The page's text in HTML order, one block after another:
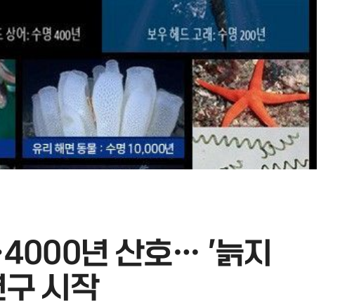
년 산호… '늙지
시작